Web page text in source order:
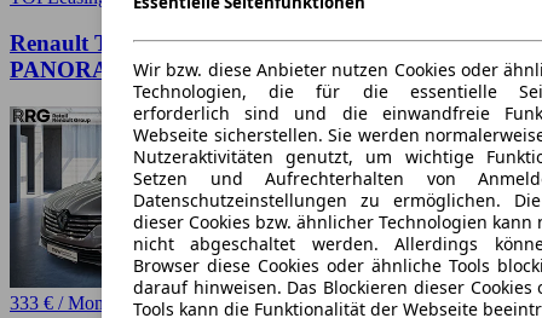
Wir bzw. diese Anbieter nutzen Cookies oder
Technologien, die für die essentielle
erforderlich sind und die einwandfreie
Webseite sicherstellen. Sie werden
Nutzeraktivitäten genutzt, um wichtige
Setzen und Aufrechterhalten von
Datenschutzeinstellungen zu ermöglichen.
dieser Cookies bzw. ähnlicher Technologien kann
nicht abgeschaltet werden. Allerdings
Browser diese Cookies oder ähnliche Tools
darauf hinweisen. Das Blockieren dieser
Tools kann die Funktionalität der Webseite
Renault Talisman INITIALE PARIS dCi 190 EDC
PANORAMASCHI
333 € / Monat